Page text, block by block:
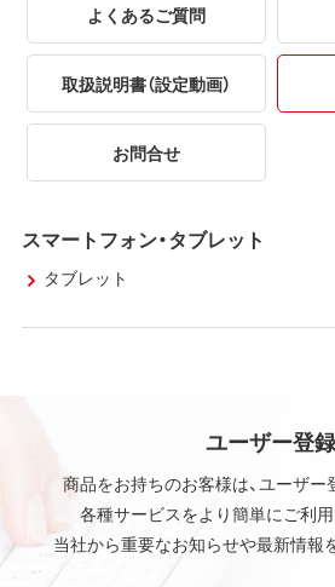
よくあるご質問
取扱説明書（設定動画）
お問合せ
スマートフォン・タブレット
タブレット
ユーザー登録
商品をお持ちのお客様は、ユーザ
各種サービスをより簡単にご利用
当社から重要なお知らせや最新情報